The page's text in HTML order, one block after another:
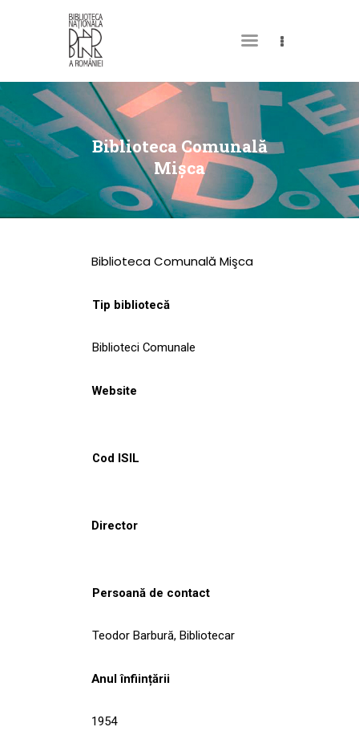
Biblioteca Comunală
Mişca
DESPRE NOI
PERMISUL MEU DE
BIBLIOTECĂ
CATALOAGE ȘI
COLECȚII
CULTURALE
NOUTĂȚI
Biblioteca Comunală Mişca
Tip bibliotecă
Biblioteci Comunale
Website
Cod ISIL
Director
Persoană de contact
Teodor Barbură, Bibliotecar
Anul înființării
1954